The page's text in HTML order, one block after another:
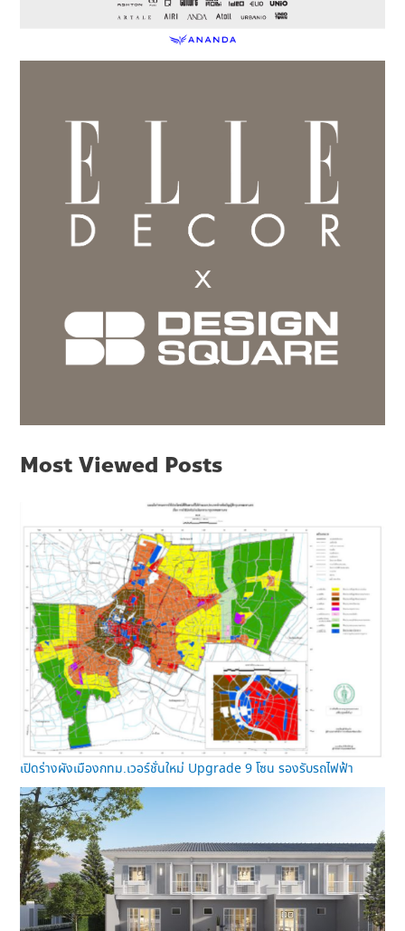
Most Viewed Posts
เปิดร่างผังเมืองกทม.เวอร์ชั่นใหม่ Upgrade 9 โซน รองรับรถไฟฟ้า